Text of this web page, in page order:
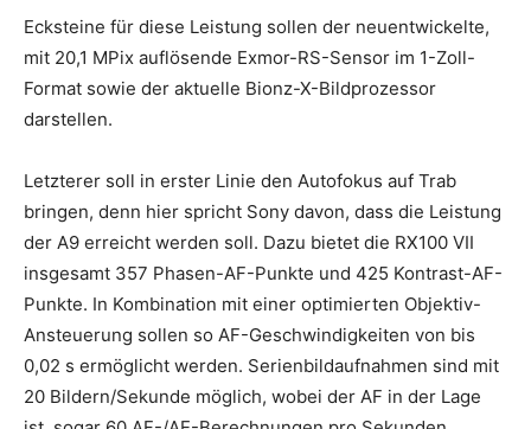
Ecksteine für diese Leistung sollen der neuentwickelte,
mit 20,1 MPix auflösende Exmor-RS-Sensor im 1-Zoll-
Format sowie der aktuelle Bionz-X-Bildprozessor
darstellen.
Letzterer soll in erster Linie den Autofokus auf Trab
bringen, denn hier spricht Sony davon, dass die Leistung
der A9 erreicht werden soll. Dazu bietet die RX100 VII
insgesamt 357 Phasen-AF-Punkte und 425 Kontrast-AF-
Punkte. In Kombination mit einer optimierten Objektiv-
Ansteuerung sollen so AF-Geschwindigkeiten von bis
0,02 s ermöglicht werden. Serienbildaufnahmen sind mit
20 Bildern/Sekunde möglich, wobei der AF in der Lage